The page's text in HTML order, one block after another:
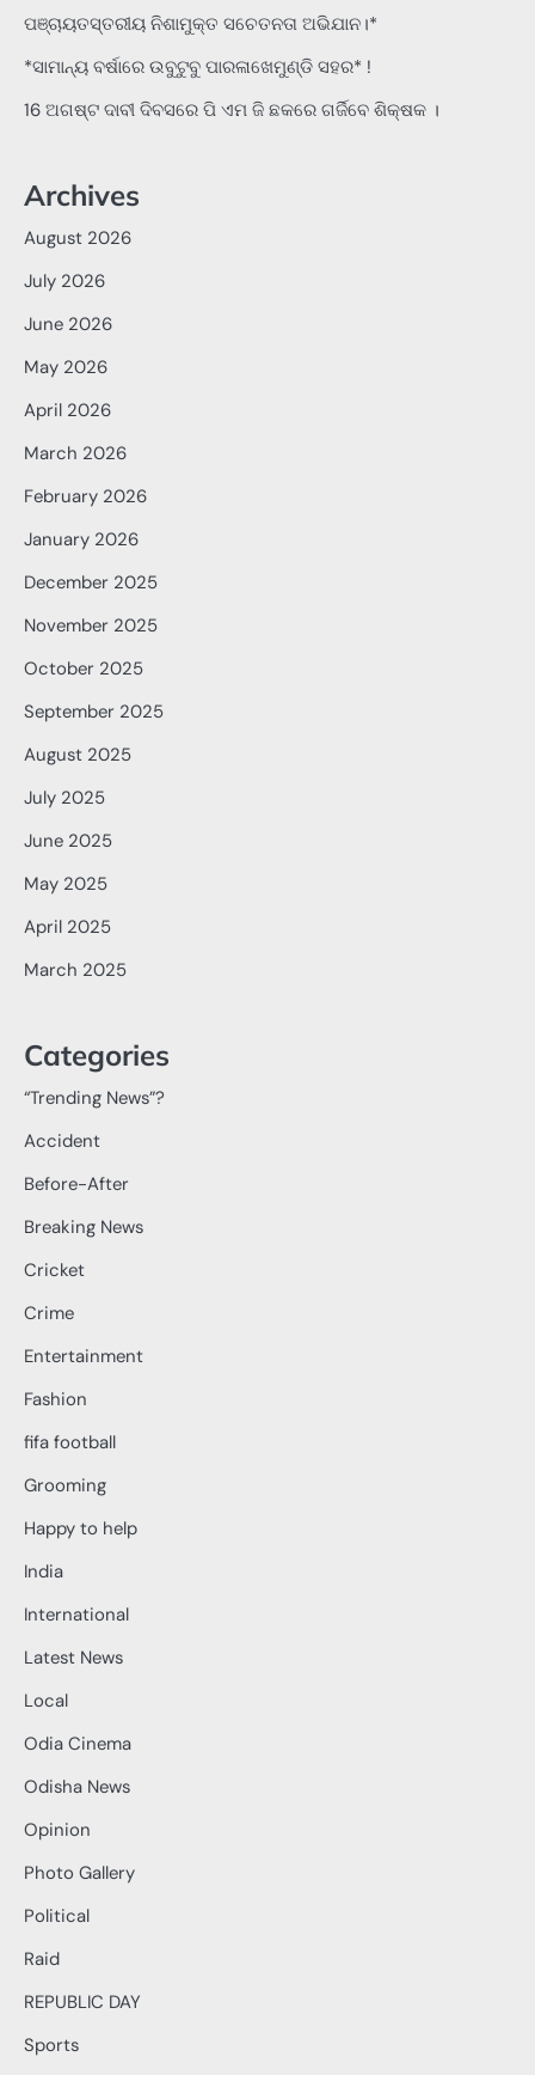
ପଞ୍ଚାୟତସ୍ତରୀୟ ନିଶାମୁକ୍ତ ସଚେତନତା ଅଭିଯାନ।*
*ସାମାନ୍ୟ ବର୍ଷାରେ ଉବୁଟୁବୁ ପାରଳାଖେମୁଣ୍ଡି ସହର* !
16 ଅଗଷ୍ଟ ଦାବୀ ଦିବସରେ ପି ଏମ ଜି ଛକରେ ଗର୍ଜିବେ ଶିକ୍ଷକ ।
Archives
August 2026
July 2026
June 2026
May 2026
April 2026
March 2026
February 2026
January 2026
December 2025
November 2025
October 2025
September 2025
August 2025
July 2025
June 2025
May 2025
April 2025
March 2025
Categories
“Trending News”?
Accident
Before-After
Breaking News
Cricket
Crime
Entertainment
Fashion
fifa football
Grooming
Happy to help
India
International
Latest News
Local
Odia Cinema
Odisha News
Opinion
Photo Gallery
Political
Raid
REPUBLIC DAY
Sports